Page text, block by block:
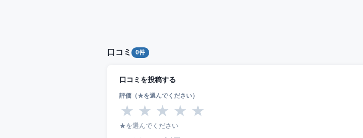
口コミ 0件
口コミを投稿する
評価（★を選んでください）
★ ★ ★ ★ ★
★を選んでください